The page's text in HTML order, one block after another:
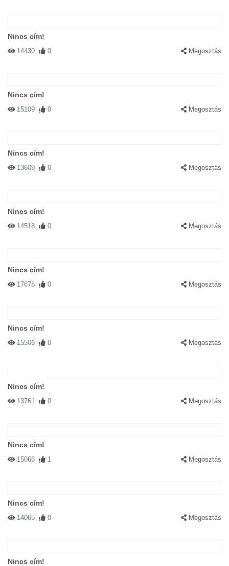
Nincs cím!
14430 0 Megosztás
Nincs cím!
15109 0 Megosztás
Nincs cím!
13609 0 Megosztás
Nincs cím!
14518 0 Megosztás
Nincs cím!
17678 0 Megosztás
Nincs cím!
15506 0 Megosztás
Nincs cím!
13761 0 Megosztás
Nincs cím!
15066 1 Megosztás
Nincs cím!
14065 0 Megosztás
Nincs cím!